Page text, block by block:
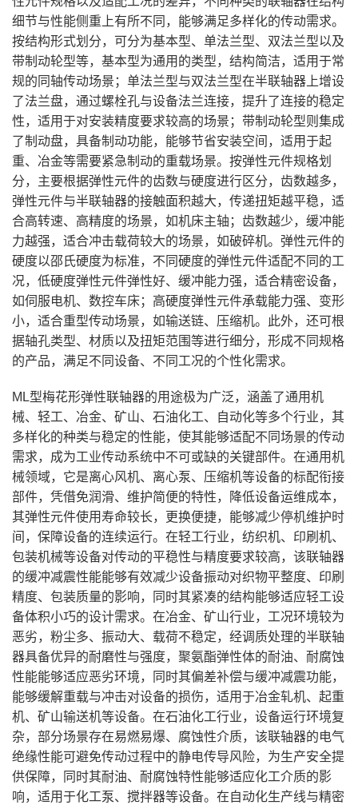
细节与性能侧重上有所不同，能够满足多样化的传动需求。
按结构形式划分，可分为基本型、单法兰型、双法兰型以及
带制动轮型等，基本型为通用的类型，结构简洁，适用于常
规的同轴传动场景；单法兰型与双法兰型在半联轴器上增设
了法兰盘，通过螺栓孔与设备法兰连接，提升了连接的稳定
性，适用于对安装精度要求较高的场景；带制动轮型则集成
了制动盘，具备制动功能，能够节省安装空间，适用于起
重、冶金等需要紧急制动的重载场景。按弹性元件规格划
分，主要根据弹性元件的齿数与硬度进行区分，齿数越多，
弹性元件与半联轴器的接触面积越大，传递扭矩越平稳，适
合高转速、高精度的场景，如机床主轴；齿数越少，缓冲能
力越强，适合冲击载荷较大的场景，如破碎机。弹性元件的
硬度以邵氏硬度为标准，不同硬度的弹性元件适配不同的工
况，低硬度弹性元件弹性好、缓冲能力强，适合精密设备，
如伺服电机、数控车床；高硬度弹性元件承载能力强、变形
小，适合重型传动场景，如输送链、压缩机。此外，还可根
据轴孔类型、材质以及扭矩范围等进行细分，形成不同规格
的产品，满足不同设备、不同工况的个性化需求。
ML型梅花形弹性联轴器的用途极为广泛，涵盖了通用机
械、轻工、冶金、矿山、石油化工、自动化等多个行业，其
多样化的种类与稳定的性能，使其能够适配不同场景的传动
需求，成为工业传动系统中不可或缺的关键部件。在通用机
械领域，它是离心风机、离心泵、压缩机等设备的标配衔接
部件，凭借免润滑、维护简便的特性，降低设备运维成本，
其弹性元件使用寿命较长，更换便捷，能够减少停机维护时
间，保障设备的连续运行。在轻工行业，纺织机、印刷机、
包装机械等设备对传动的平稳性与精度要求较高，该联轴器
的缓冲减震性能能够有效减少设备振动对织物平整度、印刷
精度、包装质量的影响，同时其紧凑的结构能够适应轻工设
备体积小巧的设计需求。在冶金、矿山行业，工况环境较为
恶劣，粉尘多、振动大、载荷不稳定，经调质处理的半联轴
器具备优异的耐磨性与强度，聚氨酯弹性体的耐油、耐腐蚀
性能能够适应恶劣环境，同时其偏差补偿与缓冲减震功能，
能够缓解重载与冲击对设备的损伤，适用于冶金轧机、起重
机、矿山输送机等设备。在石油化工行业，设备运行环境复
杂，部分场景存在易燃易爆、腐蚀性介质，该联轴器的电气
绝缘性能可避免传动过程中的静电传导风险，为生产安全提
供保障，同时其耐油、耐腐蚀特性能够适应化工介质的影
响，适用于化工泵、搅拌器等设备。在自动化生产线与精密